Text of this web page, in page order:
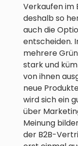
Verkaufen im
deshalb so
auch die
entscheiden.
mehrere
stark und
von ihnen
neue
wird sich ein
über
Meinung
der B2B-